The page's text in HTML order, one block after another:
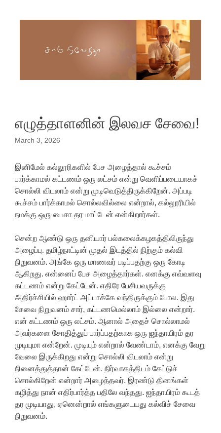
எழுத்தாளனின் இலவச சேவை!
March 3, 2026
இனிமேல் கல்லூரிகளில் பேச அழைத்தால் கூச்சம்
பார்க்காமல் கட்டணம் ஒரு லட்சம் என்று வெளிப்படையாகச்
சொல்லி விடலாம் என்று முடிவெடுத்திருக்கிறேன். அப்படி
கூச்சம் பார்க்காமல் சொல்லவில்லை என்றால், கல்லூரியில்
நமக்கு ஒரு பைசா தர மாட்டேன் என்கிறார்கள்.
சென்ற ஆண்டு ஒரு தனியார் பல்கலைக்கழகத்திலிருந்து
அழைப்பு. தமிழ்நாட்டின் முதல் இடத்தில் நிற்கும் கல்வி
நிறுவனம். அங்கே ஒரு மாணவர் படிப்பதற்கு ஒரு கோடி
ஆகிறது. என்னைப் பேச அழைத்தார்கள். எனக்கு எவ்வளவு
கட்டணம் என்று கேட்டேன். எதிரே பேசியவருக்கு
அதிர்ச்சியில் ஹார்ட் அட்டாக்கே வந்திருக்கும் போல. இது
சேவை நிறுவனம் சார், கட்டணமெல்லாம் இல்லை என்றார்.
என் கட்டணம் ஒரு லட்சம். ஆனால் அதைச் சொல்லாமல்
அவர்களை சோதித்துப் பார்ப்பதற்காக ஒரு ஐந்தாயிரம் தர
முடியுமா என்றேன். முடியும் என்றால் வேண்டாம், எனக்கு வேறு
வேலை இருக்கிறது என்று சொல்லி விடலாம் என்று
நினைத்துத்தான் கேட்டேன். நிர்வாகத்திடம் கேட்டுச்
சொல்கிறேன் என்றார் அழைத்தவர். இரண்டு தினங்கள்
கழித்து நான் எதிர்பார்த்த பதிலே வந்தது. ஐந்தாயிரம் கூடத்
தர முடியாது, ஏனென்றால் எங்களுடையது கல்விச் சேவை
நிறுவனம்.